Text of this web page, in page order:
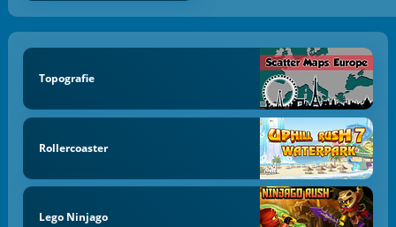
Topografie
Rollercoaster
Lego Ninjago